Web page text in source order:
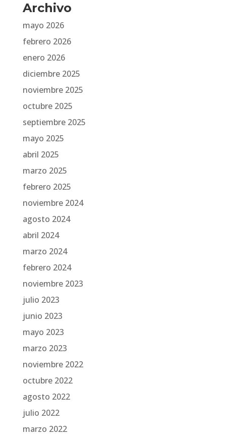
Archivo
mayo 2026
febrero 2026
enero 2026
diciembre 2025
noviembre 2025
octubre 2025
septiembre 2025
mayo 2025
abril 2025
marzo 2025
febrero 2025
noviembre 2024
agosto 2024
abril 2024
marzo 2024
febrero 2024
noviembre 2023
julio 2023
junio 2023
mayo 2023
marzo 2023
noviembre 2022
octubre 2022
agosto 2022
julio 2022
marzo 2022